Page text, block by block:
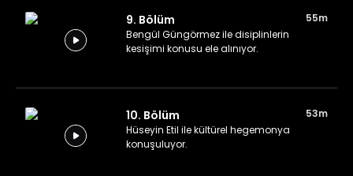
9. Bölüm
55m
Bengül Güngörmez ile disiplinlerin
kesişimi konusu ele alınıyor.
10. Bölüm
53m
Hüseyin Etil ile kültürel hegemonya
konuşuluyor.